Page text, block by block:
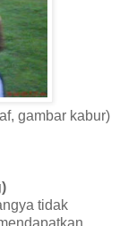
gambar kabur)
tidak